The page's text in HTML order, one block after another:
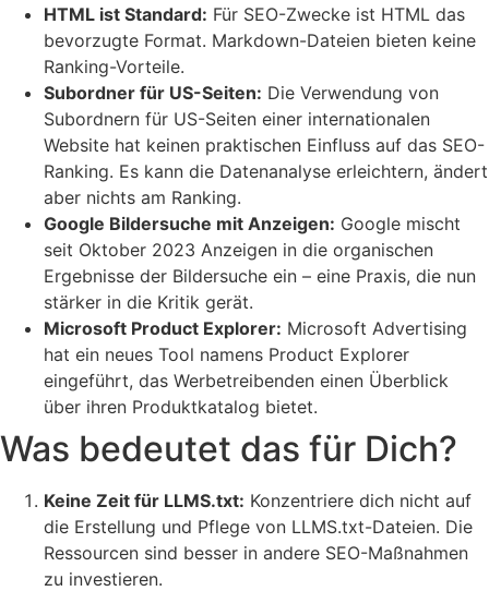
HTML ist Standard: Für SEO-Zwecke ist HTML das
bevorzugte Format. Markdown-Dateien bieten keine
Ranking-Vorteile.
Subordner für US-Seiten: Die Verwendung von
Subordnern für US-Seiten einer internationalen
Website hat keinen praktischen Einfluss auf das SEO-
Ranking. Es kann die Datenanalyse erleichtern, ändert
aber nichts am Ranking.
Google Bildersuche mit Anzeigen: Google mischt
seit Oktober 2023 Anzeigen in die organischen
Ergebnisse der Bildersuche ein – eine Praxis, die nun
stärker in die Kritik gerät.
Microsoft Product Explorer: Microsoft Advertising
hat ein neues Tool namens Product Explorer
eingeführt, das Werbetreibenden einen Überblick
über ihren Produktkatalog bietet.
Was bedeutet das für Dich?
Keine Zeit für LLMS.txt: Konzentriere dich nicht auf
die Erstellung und Pflege von LLMS.txt-Dateien. Die
Ressourcen sind besser in andere SEO-Maßnahmen
zu investieren.